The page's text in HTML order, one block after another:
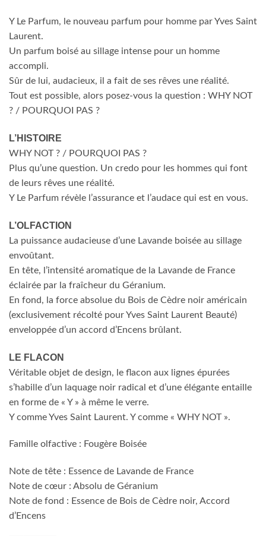
Y Le Parfum, le nouveau parfum pour homme par Yves Saint
Laurent.
Un parfum boisé au sillage intense pour un homme
accompli.
Sûr de lui, audacieux, il a fait de ses rêves une réalité.
Tout est possible, alors posez-vous la question : WHY NOT
? / POURQUOI PAS ?
L’HISTOIRE
WHY NOT ? / POURQUOI PAS ?
Plus qu’une question. Un credo pour les hommes qui font
de leurs rêves une réalité.
Y Le Parfum révèle l’assurance et l’audace qui est en vous.
L’OLFACTION
La puissance audacieuse d’une Lavande boisée au sillage
envoûtant.
En tête, l’intensité aromatique de la Lavande de France
éclairée par la fraîcheur du Géranium.
En fond, la force absolue du Bois de Cèdre noir américain
(exclusivement récolté pour Yves Saint Laurent Beauté)
enveloppée d’un accord d’Encens brûlant.
LE FLACON
Véritable objet de design, le flacon aux lignes épurées
s’habille d’un laquage noir radical et d’une élégante entaille
en forme de « Y » à même le verre.
Y comme Yves Saint Laurent. Y comme « WHY NOT ».
Famille olfactive : Fougère Boisée
Note de tête : Essence de Lavande de France
Note de cœur : Absolu de Géranium
Note de fond : Essence de Bois de Cèdre noir, Accord
d’Encens